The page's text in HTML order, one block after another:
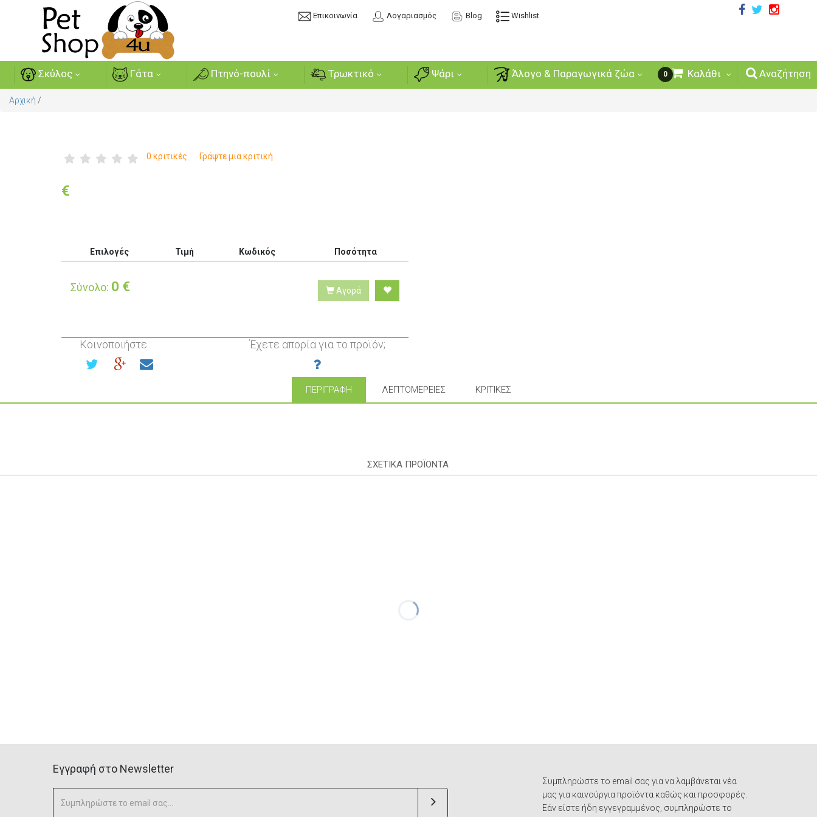
Επικοινωνία Λογαριασμός Blog Wishlist
Σκύλος Γάτα Πτηνό-πουλί Τρωκτικό Ψάρι Άλογο & Παραγωγικά ζώα Αναζήτηση
0 Καλάθι
Αρχική /
0 κριτικές Γράψτε μια κριτική
€
Επιλογές Τιμή Κωδικός Ποσότητα
Σύνολο: 0 € Αγορά
Κοινοποιήστε Έχετε απορία για το προϊόν;
ΠΕΡΙΓΡΑΦΉ ΛΕΠΤΟΜΈΡΕΙΕΣ ΚΡΙΤΙΚΈΣ
ΣΧΕΤΙΚΑ ΠΡΟΪΟΝΤΑ
Eγγραφή στο Newsletter
Συμπληρώστε το email σας για να λαμβάνεται νέα
μας για καινούργια προϊόντα καθώς και προσφορές.
Εάν είστε ήδη εγγεγραμμένος, συμπληρώστε το